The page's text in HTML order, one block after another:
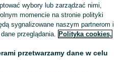
Zobacz
wybory lub zarządzać nimi,
momencie na stronie polityki
sygnalizowane naszym partnerom i
przeglądania. Polityka cookies,
przetwarzamy dane w celu